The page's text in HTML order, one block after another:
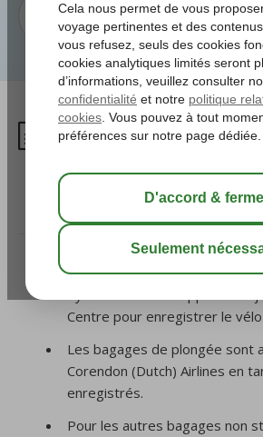
Comment
3. Bagage / Comment
Un vélo peut être réservé en
fly.corendon.com. Appelez
Centre pour enregistrer le
Les bagages de plongée sont
Corendon (Dutch) Airlines en
enregistrés.
Pour les autres bagages non